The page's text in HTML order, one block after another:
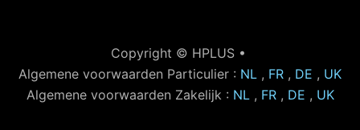
Copyright © HPLUS •
Algemene voorwaarden Particulier : NL , FR , DE , UK
Algemene voorwaarden Zakelijk : NL, FR, DE , UK